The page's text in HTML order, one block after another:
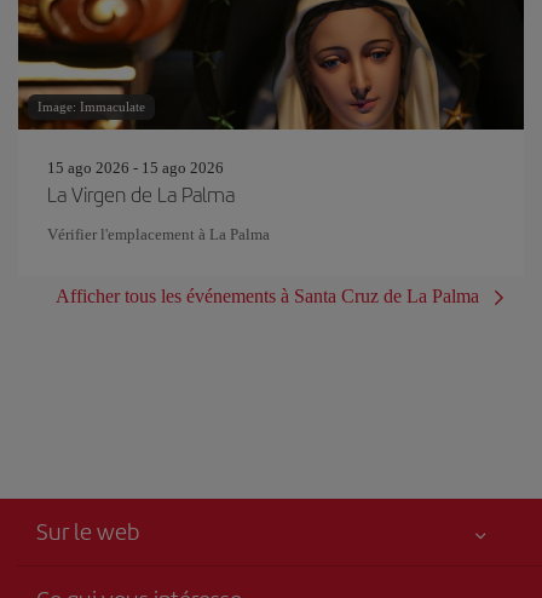
Image: Immaculate
15 ago 2026 - 15 ago 2026
La Virgen de La Palma
Vérifier l'emplacement à La Palma
Afficher tous les événements à Santa Cruz de La Palma
Sur le web